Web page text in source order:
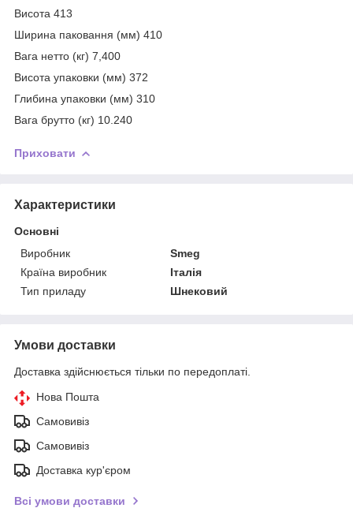
Висота 413
Ширина паковання (мм) 410
Вага нетто (кг) 7,400
Висота упаковки (мм) 372
Глибина упаковки (мм) 310
Вага брутто (кг) 10.240
Приховати
Характеристики
Основні
Виробник
Smeg
Країна виробник
Італія
Тип приладу
Шнековий
Умови доставки
Доставка здійснюється тільки по передоплаті.
Нова Пошта
Самовивіз
Самовивіз
Доставка кур'єром
Всі умови доставки